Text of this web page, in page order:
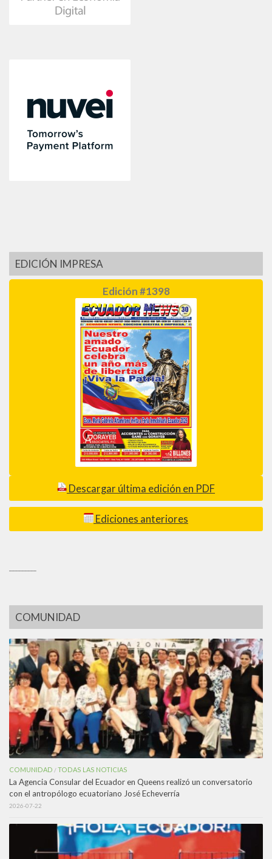
EDICIÓN IMPRESA
Edición #1398
Descargar última edición en PDF
Ediciones anteriores
COMUNIDAD
COMUNIDAD /TODAS LAS NOTICIAS
La Agencia Consular del Ecuador en Queens realizó un conversatorio
con el antropólogo ecuatoriano José Echeverría
2026-07-22